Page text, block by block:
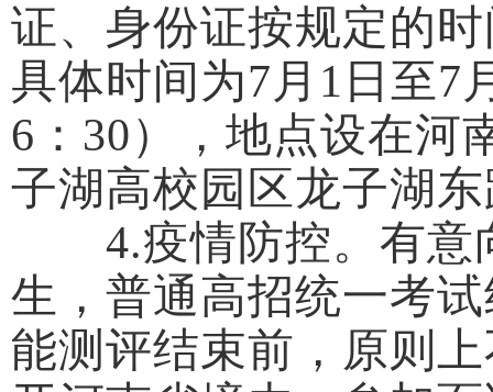
证、身份证按规定的
具体时间为7月1日至7
6：30），地点设在河
子湖高校园区龙子湖
4.疫情防控。有意
生，普通高招统一考
能测评结束前，原则